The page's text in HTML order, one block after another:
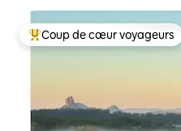
Coup de cœur voyageurs
Coup de cœur voyageurs